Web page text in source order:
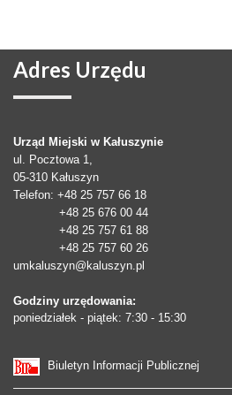
Adres Urzędu
Urząd Miejski w Kałuszynie
ul. Pocztowa 1,
05-310 Kałuszyn
Telefon: +48 25 757 66 18
+48 25 676 00 44
+48 25 757 61 88
+48 25 757 60 26
umkaluszyn@kaluszyn.pl
Godziny urzędowania:
poniedziałek - piątek: 7:30 - 15:30
Biuletyn Informacji Publicznej